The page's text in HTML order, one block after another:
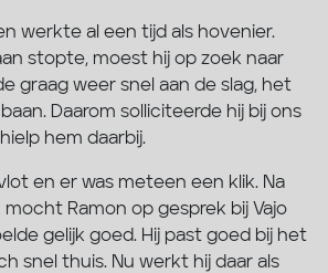
werkte al een tijd als hovenier.
stopte, moest hij op zoek naar
graag weer snel aan de slag, het
Daarom solliciteerde hij bij ons
hem daarbij.
en er was meteen een klik. Na
Ramon op gesprek bij Vajo
gelijk goed. Hij past goed bij het
snel thuis. Nu werkt hij daar als